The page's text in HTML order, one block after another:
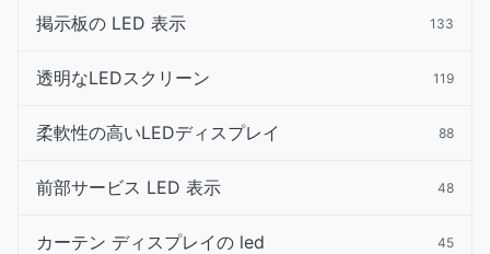
掲示板の LED 表示 133
透明なLEDスクリーン 119
柔軟性の高いLEDディスプレイ 88
前部サービス LED 表示 48
カーテン ディスプレイの led 45